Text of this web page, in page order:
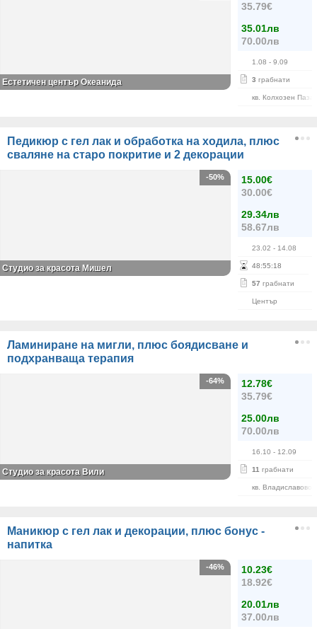
35.79€
35.01лв
70.00лв
1.08 - 9.09
3 грабнати
кв. Колхозен
Естетичен център Океанида
Педикюр с гел лак и обработка на ходила, плюс
сваляне на старо покритие и 2 декорации
15.00€
30.00€
29.34лв
58.67лв
23.02 - 14.08
48:55:18
57 грабнати
Център
-50%
Студио за красота Мишел
Ламиниране на мигли, плюс боядисване и
подхранваща терапия
12.78€
35.79€
25.00лв
70.00лв
16.10 - 12.09
11 грабнати
кв. Владиславово
-64%
Студио за красота Вили
Маникюр с гел лак и декорации, плюс бонус -
напитка
10.23€
18.92€
20.01лв
37.00лв
-46%